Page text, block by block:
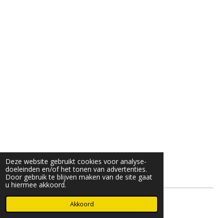
Deze website gebruikt cookies voor analyse-
doeleinden en/of het tonen van advertenties.
Door gebruik te blijven maken van de site gaat
u hiermee akkoord.
Akkoord
© 2025- 2026 Djöz mode